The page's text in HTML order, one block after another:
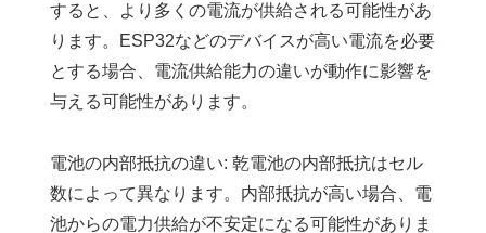
すると、より多くの電流が供給される可能性があ
ります。ESP32などのデバイスが高い電流を必要
とする場合、電流供給能力の違いが動作に影響を
与える可能性があります。
電池の内部抵抗の違い: 乾電池の内部抵抗はセル
数によって異なります。内部抵抗が高い場合、電
池からの電力供給が不安定になる可能性がありま